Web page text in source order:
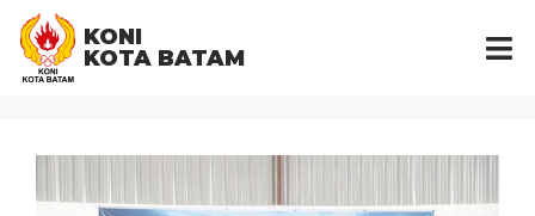
KONI
KOTA BATAM